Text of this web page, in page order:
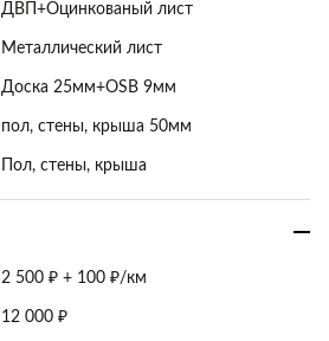
ДВП+Оцинкованый лист
Металлический лист
Доска 25мм+OSB 9мм
пол, стены, крыша 50мм
Пол, стены, крыша
2 500 ₽ + 100 ₽/км
12 000 ₽